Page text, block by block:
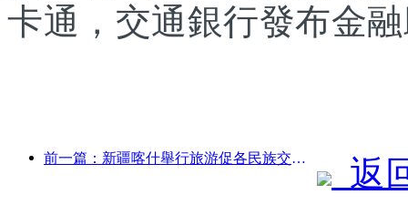
卡通，交通銀行發布金
前一篇：新疆喀什舉行旅游促各民族交流推廣活動 返